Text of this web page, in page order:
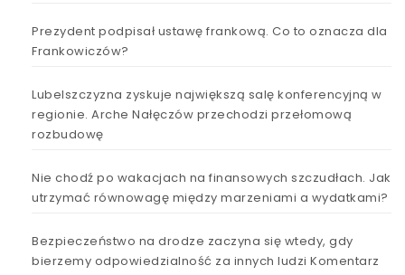
Prezydent podpisał ustawę frankową. Co to oznacza dla
Frankowiczów?
Lubelszczyzna zyskuje największą salę konferencyjną w
regionie. Arche Nałęczów przechodzi przełomową
rozbudowę
Nie chodź po wakacjach na finansowych szczudłach. Jak
utrzymać równowagę między marzeniami a wydatkami?
Bezpieczeństwo na drodze zaczyna się wtedy, gdy
bierzemy odpowiedzialność za innych ludzi Komentarz